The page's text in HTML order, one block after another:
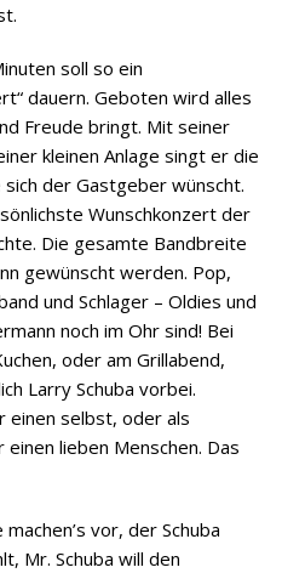
soll so ein
dauern. Geboten wird alles
Freude bringt. Mit seiner
kleinen Anlage singt er die
der Gastgeber wünscht.
Wunschkonzert der
Die gesamte Bandbreite
gewünscht werden. Pop,
und Schlager – Oldies und
noch im Ohr sind! Bei
oder am Grillabend,
Larry Schuba vorbei.
einen selbst, oder als
einen lieben Menschen. Das
vor, der Schuba
Mr. Schuba will den